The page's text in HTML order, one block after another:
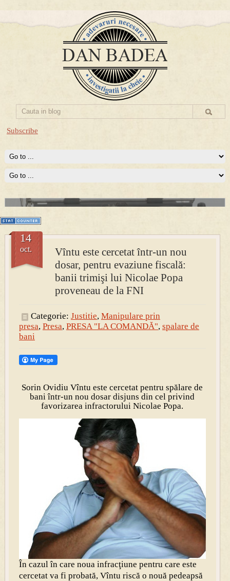
Subscribe
PRESA
Permise pentru vânătoarea de porci în costume, cu gulere albe
Prima mea carte publicata (Nemira)
Averea Presedintelui: prima lucrare despre controversatele
conturi secrete ale Securitatii.
Vîntu este cercetat într-un nou
dosar, pentru evaziune fiscală:
banii trimişi lui Nicolae Popa
proveneau de la FNI
14
oct.
Categorie: Justitie, Manipulare prin
presa, Presa, PRESA "LA COMANDĂ", spalare de
bani
Sorin Ovidiu Vîntu este cercetat pentru spălare de
bani într-un nou dosar disjuns din cel privind
favorizarea infractorului Nicolae Popa.
În cazul în care noua infracţiune pentru care este
cercetat va fi probată, Vîntu riscă o nouă pedeapsă